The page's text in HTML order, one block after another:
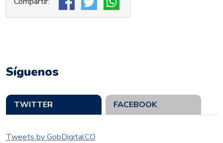
Síguenos
TWITTER FACEBOOK
Tweets by GobDigitalCO